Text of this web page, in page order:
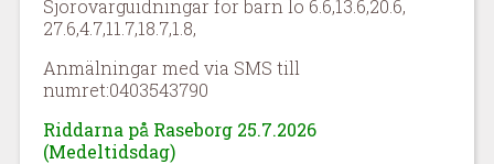
Sjörövarguidningar för barn lö 6.6,13.6,20.6,
27.6,4.7,11.7,18.7,1.8,
Anmälningar med via SMS till
numret:0403543790
Riddarna på Raseborg 25.7.2026
(Medeltidsdag)